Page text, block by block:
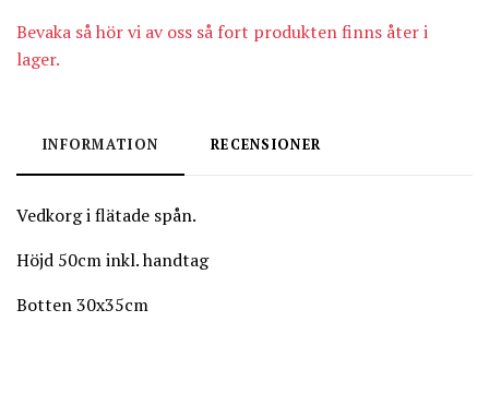
Bevaka så hör vi av oss så fort produkten finns åter i
lager.
INFORMATION RECENSIONER
Vedkorg i flätade spån.
Höjd 50cm inkl. handtag
Botten 30x35cm